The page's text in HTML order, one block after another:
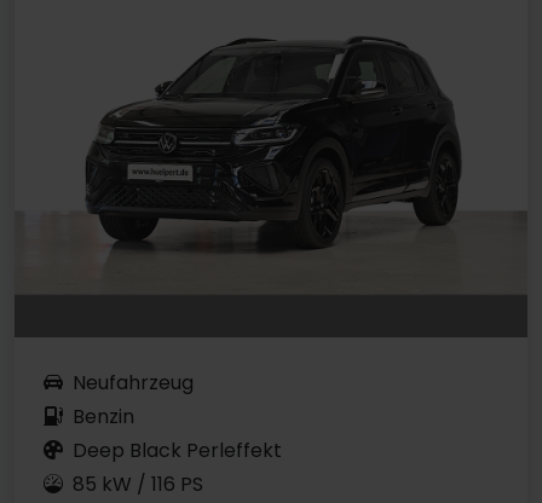
Neufahrzeug
Benzin
Deep Black Perleffekt
85 kW / 116 PS